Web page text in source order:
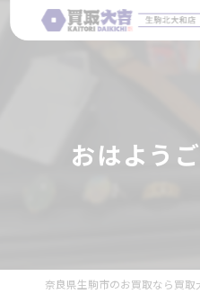
おはよう